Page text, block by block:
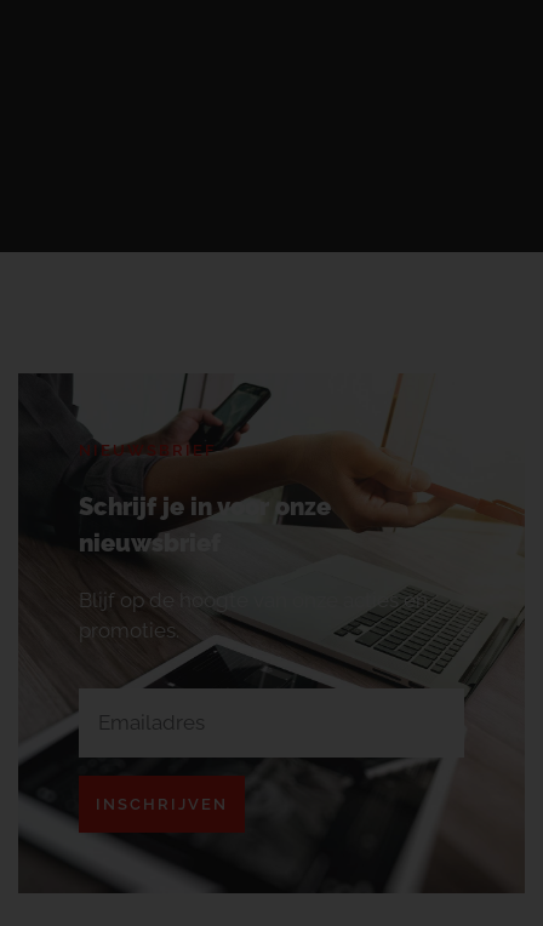
NIEUWSBRIEF
Schrijf je in voor onze
nieuwsbrief
Blijf op de hoogte van onze acties en
promoties.
INSCHRIJVEN